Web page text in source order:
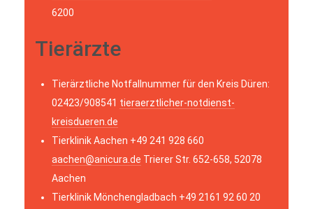
6200
Tierärzte
Tierärztliche Notfallnummer für den Kreis Düren:
02423/908541 tieraerztlicher-notdienst-
kreisdueren.de
Tierklinik Aachen +49 241 928 660
aachen@anicura.de Trierer Str. 652-658, 52078
Aachen
Tierklinik Mönchengladbach +49 2161 92 60 20